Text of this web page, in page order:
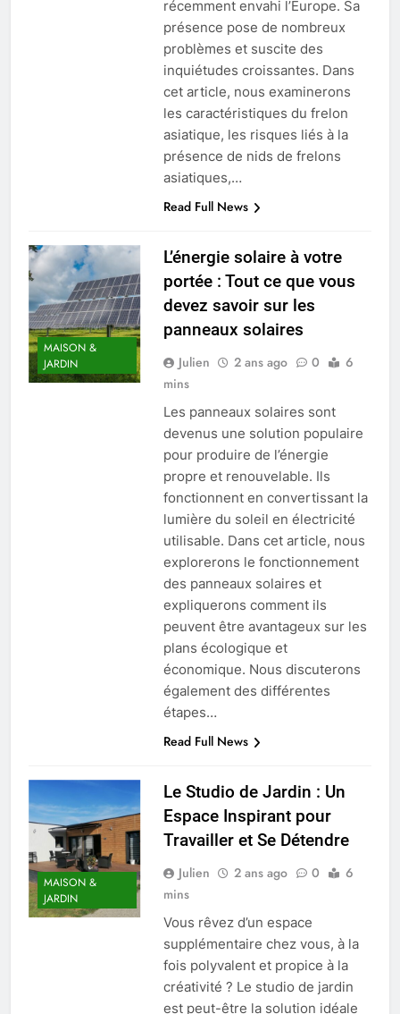
récemment envahi l’Europe. Sa
présence pose de nombreux
problèmes et suscite des
inquiétudes croissantes. Dans
cet article, nous examinerons
les caractéristiques du frelon
asiatique, les risques liés à la
présence de nids de frelons
asiatiques,…
Read Full News
MAISON &
JARDIN
L’énergie solaire à votre
portée : Tout ce que vous
devez savoir sur les
panneaux solaires
Julien 2 ans ago 0
6
mins
Les panneaux solaires sont
devenus une solution populaire
pour produire de l’énergie
propre et renouvelable. Ils
fonctionnent en convertissant la
lumière du soleil en électricité
utilisable. Dans cet article, nous
explorerons le fonctionnement
des panneaux solaires et
expliquerons comment ils
peuvent être avantageux sur les
plans écologique et
économique. Nous discuterons
également des différentes
étapes…
Read Full News
MAISON &
JARDIN
Le Studio de Jardin : Un
Espace Inspirant pour
Travailler et Se Détendre
Julien 2 ans ago 0
6
mins
Vous rêvez d’un espace
supplémentaire chez vous, à la
fois polyvalent et propice à la
créativité ? Le studio de jardin
est peut-être la solution idéale